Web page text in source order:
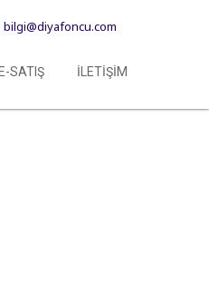
bilgi@diyafoncu.com
E-SATIŞ İLETİŞİM